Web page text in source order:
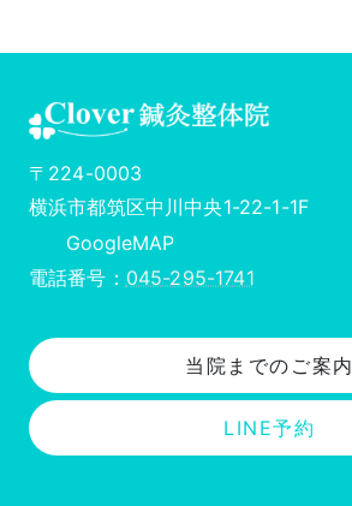
〒224-0003
横浜市都筑区中川中央1-22-1-1F
GoogleMAP
電話番号： 045-295-1741
当院までのご案内
LINE予約